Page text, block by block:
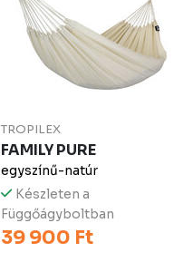
TROPILEX
FAMILY PURE
egyszínű-natúr
Készleten a
Függőágyboltban
39 900 Ft